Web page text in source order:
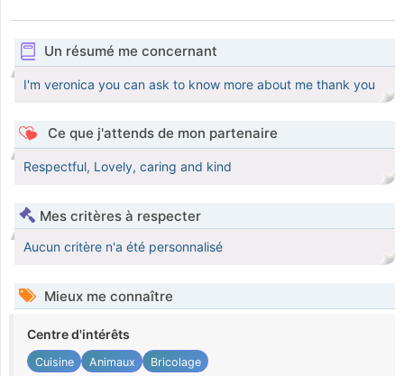
Un résumé me concernant
I'm veronica you can ask to know more about me thank you
Ce que j'attends de mon partenaire
Respectful, Lovely, caring and kind
Mes critères à respecter
Aucun critère n'a été personnalisé
Mieux me connaître
Centre d'intérêts
Cuisine Animaux Bricolage